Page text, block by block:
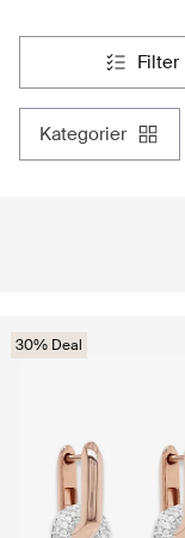
filter
kategorier
30% Deal